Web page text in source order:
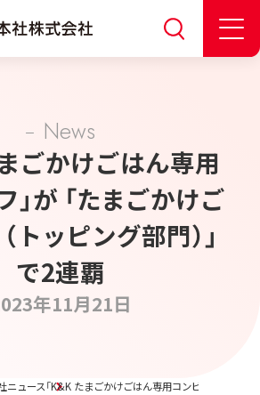
News
ごかけごはん専用
」が 「たまごかけご
トッピング部門）」
で2連覇
年11月21日
ニュース「K&K たまごかけごはん専用コンビーフ」が 「